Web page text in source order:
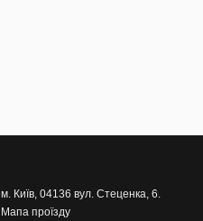
м. Київ, 04136 вул. Стеценка, 6.
Мапа проїзду